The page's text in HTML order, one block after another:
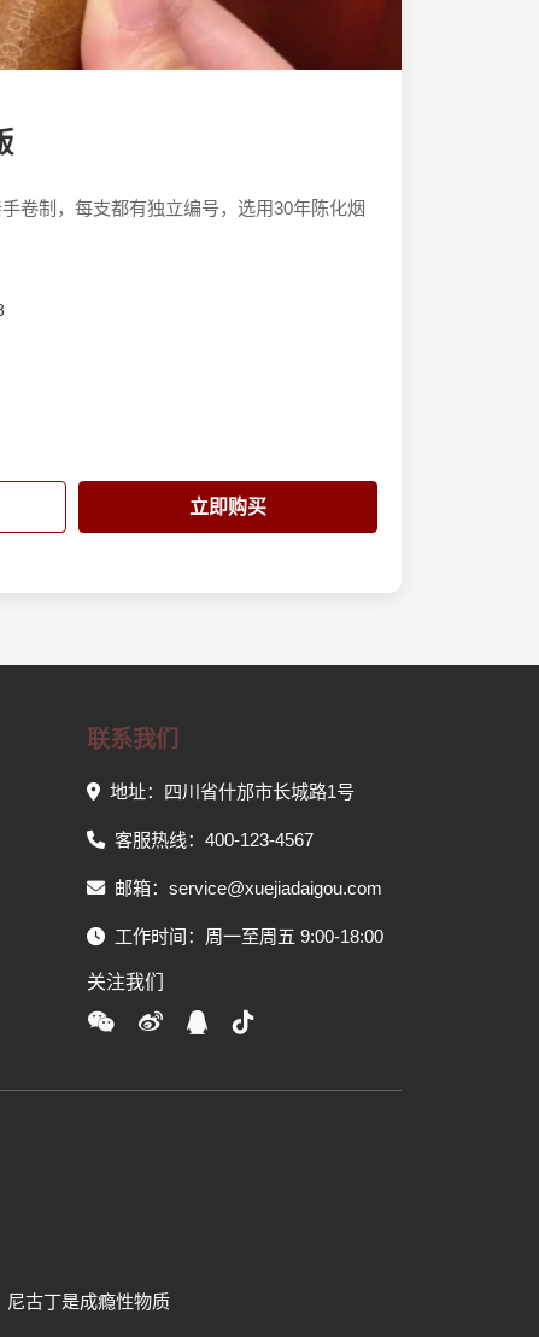
卷制，每支都有独立编号，选用30年陈化烟
立即购买
联系我们
地址：四川省什邡市长城路1号
客服热线：400-123-4567
邮箱：service@xuejiadaigou.com
工作时间：周一至周五 9:00-18:00
关注我们
尼古丁是成瘾性物质